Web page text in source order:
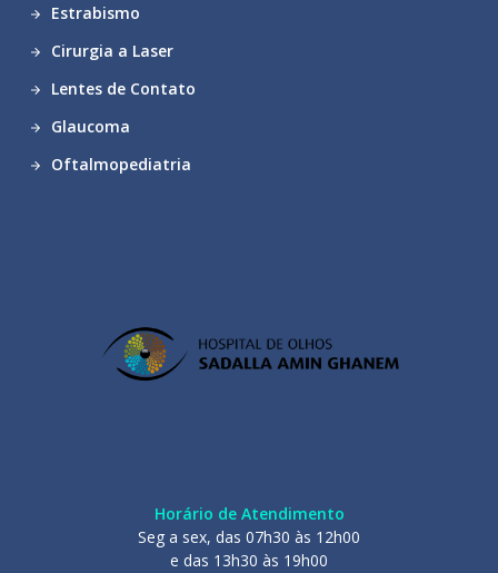
Estrabismo
Cirurgia a Laser
Lentes de Contato
Glaucoma
Oftalmopediatria
Horário de Atendimento
Seg a sex, das 07h30 às 12h00
e das 13h30 às 19h00